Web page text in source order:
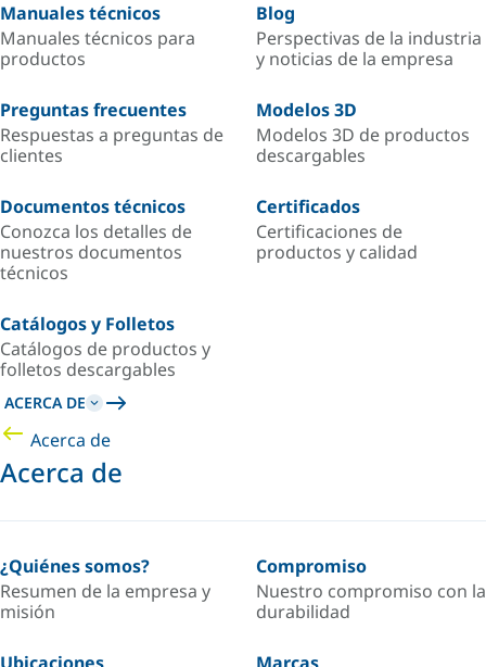
Manuales técnicos
Manuales técnicos para
productos
Blog
Perspectivas de la industria
y noticias de la empresa
Preguntas frecuentes
Respuestas a preguntas de
clientes
Modelos 3D
Modelos 3D de productos
descargables
Documentos técnicos
Conozca los detalles de
nuestros documentos
técnicos
Certificados
Certificaciones de
productos y calidad
Catálogos y Folletos
Catálogos de productos y
folletos descargables
ACERCA DE
Acerca de
Acerca de
¿Quiénes somos?
Resumen de la empresa y
misión
Compromiso
Nuestro compromiso con la
durabilidad